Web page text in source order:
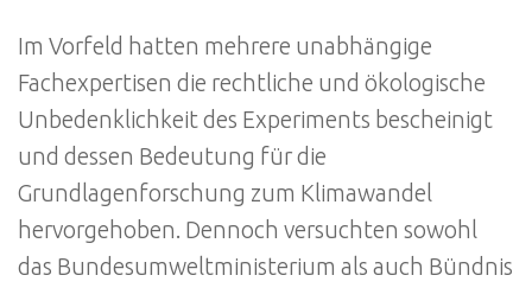
Im Vorfeld hatten mehrere unabhängige
Fachexpertisen die rechtliche und ökologische
Unbedenklichkeit des Experiments bescheinigt
und dessen Bedeutung für die
Grundlagenforschung zum Klimawandel
hervorgehoben. Dennoch versuchten sowohl
das Bundesumweltministerium als auch Bündnis